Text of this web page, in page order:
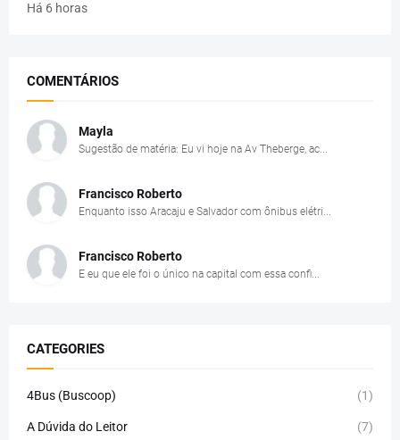
Há 6 horas
COMENTÁRIOS
Mayla
Sugestão de matéria: Eu vi hoje na Av Theberge, ac...
Francisco Roberto
Enquanto isso Aracaju e Salvador com ônibus elétri...
Francisco Roberto
E eu que ele foi o único na capital com essa confi...
CATEGORIES
4Bus (Buscoop) (1)
A Dúvida do Leitor (7)